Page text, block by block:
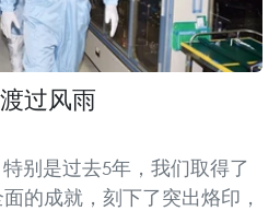
过风雨
别是过去5年，我们取得了
的成就，刻下了突出烙印，